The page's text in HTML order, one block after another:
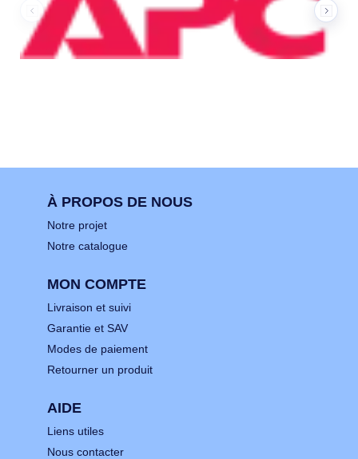
À PROPOS DE NOUS
Notre projet
Notre catalogue
MON COMPTE
Livraison et suivi
Garantie et SAV
Modes de paiement
Retourner un produit
AIDE
Liens utiles
Nous contacter